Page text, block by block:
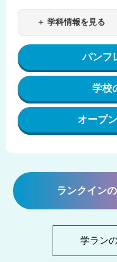
＋ 学科情報を見る
パンフ
学校
オープ
ランクイン
学ラン